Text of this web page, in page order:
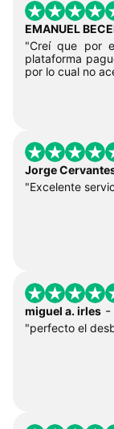
EMANUEL
"Creí que por
plataforma
por lo cual no
Jorge
"Excelente
miguel a. irles -
"perfecto el